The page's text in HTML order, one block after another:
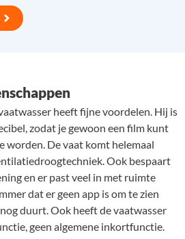
heeft fijne voordelen. Hij is
zodat je gewoon een film kunt
worden. De vaat komt helemaal
Ook bespaart
en er past veel in met ruimte
dat er geen app is om te zien
duurt. Ook heeft de vaatwasser
geen algemene inkortfunctie.